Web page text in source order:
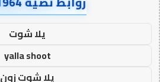
يلا شوت
yalla shoot
يلا شوت زون